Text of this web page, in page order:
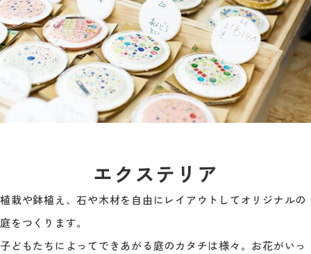
エクステリア
植栽や鉢植え、石や木材を自由にレイアウトしてオリジナルの
庭をつくります。
子どもたちによってできあがる庭のカタチは様々。お花がいっ